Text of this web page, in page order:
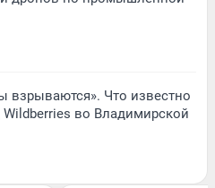
взрываются». Что известно
Wildberries во Владимирской